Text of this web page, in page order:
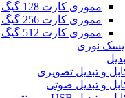
مموری کارت 128 گیگ
مموری کارت 256 گیگ
مموری کارت 512 گیگ
نوری
و تبدیل تصویری
و تبدیل صوتی